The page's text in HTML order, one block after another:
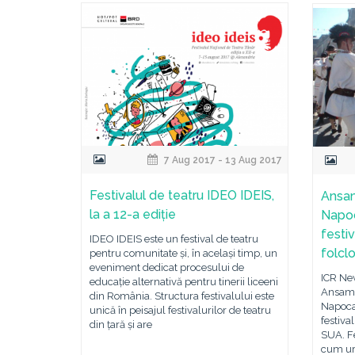
7 Aug 2017 - 13 Aug 2017
Festivalul de teatru IDEO IDEIS,
la a 12-a ediție
IDEO IDEIS este un festival de teatru
pentru comunitate și, în același timp, un
eveniment dedicat procesului de
educație alternativă pentru tinerii liceeni
din România. Structura festivalului este
unică în peisajul festivalurilor de teatru
din țară și are
ICR
SUA.
cum